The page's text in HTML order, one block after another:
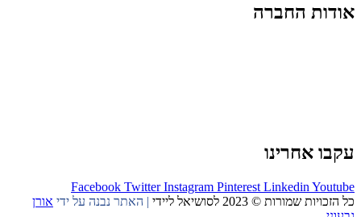
אודות החברה
עקבו אחרינו
Facebook Twitter Instagram Pinterest Linkedin Youtube
כל הזכויות שמורות © 2023 לסושיאל ליידי
| האתר נבנה על ידי אורן